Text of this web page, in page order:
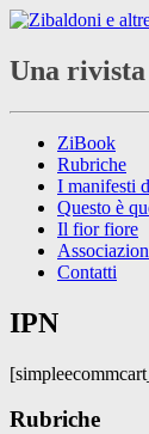
Una
ZiBook
Rubriche
I manifesti
Questo è
Il fior fiore
Contatti
IPN
Rubriche